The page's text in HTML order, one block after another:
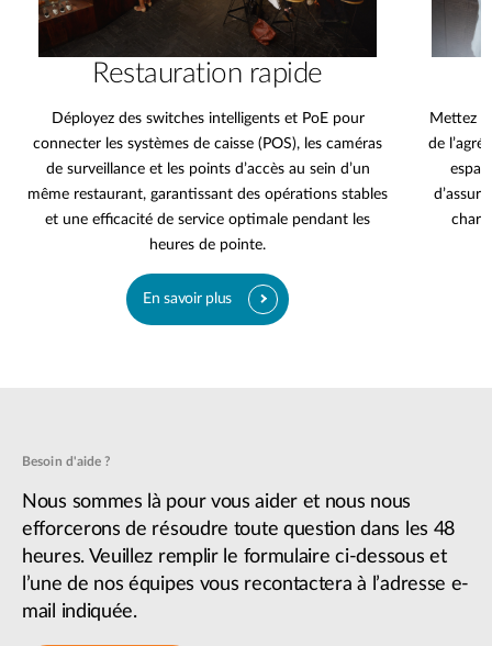
Restauration rapide
Déployez des switches intelligents et PoE pour
connecter les systèmes de caisse (POS), les caméras
de surveillance et les points d’accès au sein d’un
même restaurant, garantissant des opérations stables
et une efficacité de service optimale pendant les
heures de pointe.
En savoir plus
Mettez
de
Besoin d'aide ?
Nous sommes là pour vous aider et nous nous
efforcerons de résoudre toute question dans les 48
heures. Veuillez remplir le formulaire ci-dessous et
l’une de nos équipes vous recontactera à l’adresse e-
mail indiquée.